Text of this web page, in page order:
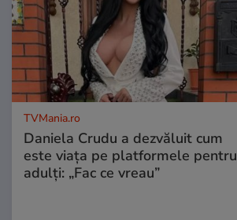
TVMania.ro
Daniela Crudu a dezvăluit cum
este viața pe platformele pentru
adulți: „Fac ce vreau”